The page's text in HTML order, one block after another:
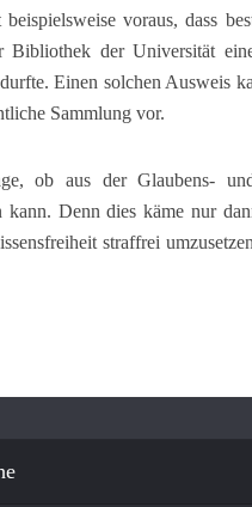
beispielsweise voraus, dass
der Universität
Einen solchen Ausweis
Sammlung vor.
ob aus der Glaubens-
kann. Denn dies käme nur
straffrei